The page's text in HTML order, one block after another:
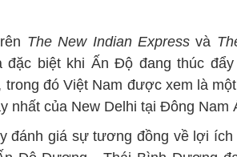
The New Indian Express và
đặc biệt khi Ấn Độ đang thúc đẩy
trong đó Việt Nam được xem là
nhất của New Delhi tại Đông Nam
đánh giá sự tương đồng về lợi